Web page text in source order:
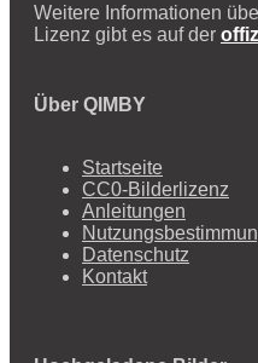
Weitere Informationen
Lizenz gibt es auf der
Über QIMBY
Startseite
CC0-Bilderlizenz
Anleitungen
Datenschutz
Kontakt